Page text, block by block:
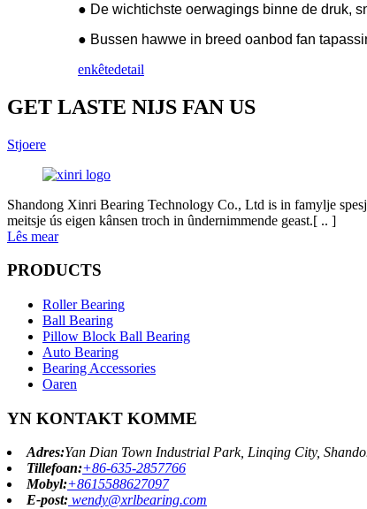
● De wichtichste oerwagings binne de druk,
● Bussen hawwe in breed oanbod fan
enkêtedetail
GET LASTE NIJS FAN US
Stjoere
Shandong Xinri Bearing Technology Co., Ltd is in famylje
meitsje ús eigen kânsen troch in ûndernimmende geast.[ .. ]
Lês mear
PRODUCTS
Roller Bearing
Ball Bearing
Pillow Block Ball Bearing
Auto Bearing
Bearing Accessories
Oaren
YN KONTAKT KOMME
Adres:Yan Dian Town Industrial Park, Linqing City,
Tillefoan:+86-635-2857766
Mobyl:+8615588627097
E-post: wendy@xrlbearing.com